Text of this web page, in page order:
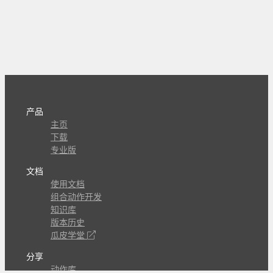
产品
主页
下载
专业版
文档
使用文档
组合动作开发
知识库
版本历史
瓜皮学堂
分享
动作库